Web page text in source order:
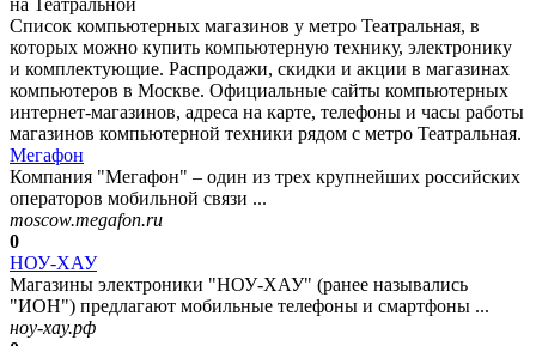
на Театральной
Список компьютерных магазинов у метро Театральная, в
которых можно купить компьютерную технику, электронику
и комплектующие. Распродажи, скидки и акции в магазинах
компьютеров в Москве. Официальные сайты компьютерных
интернет-магазинов, адреса на карте, телефоны и часы работы
магазинов компьютерной техники рядом с метро Театральная.
Мегафон
Компания "Мегафон" – один из трех крупнейших российских
операторов мобильной связи ...
moscow.megafon.ru
0
НОУ-ХАУ
Магазины электроники "НОУ-ХАУ" (ранее назывались
"ИОН") предлагают мобильные телефоны и смартфоны ...
ноу-хау.рф